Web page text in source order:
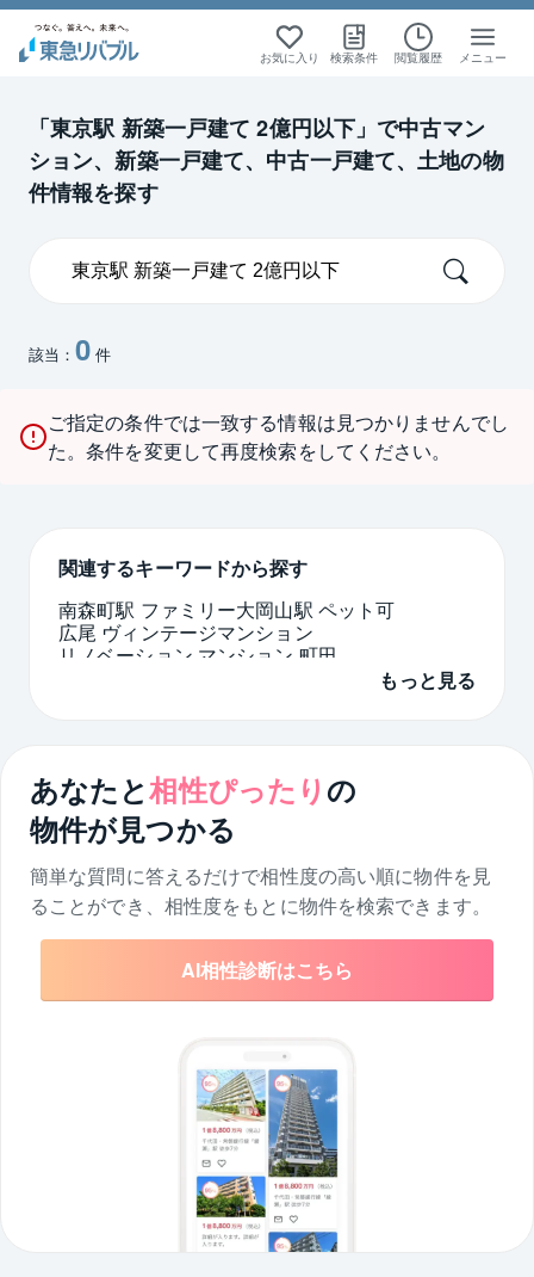
お気に入り 検索条件 閲覧履歴 メニュー
「東京駅 新築一戸建て 2億円以下」で中古マン
ション、新築一戸建て、中古一戸建て、土地の物
件情報を探す
該当： 0 件
ご指定の条件では一致する情報は見つかりませんでし
た。条件を変更して再度検索をしてください。
関連するキーワードから探す
南森町駅 ファミリー大岡山駅 ペット可
広尾 ヴィンテージマンション
リノベーション マンション 町田
江東区 高級住宅街 マンション
パントリー 戸建て 埼玉県
もっと見る
あなたと相性ぴったり の
物件が見つかる
簡単な質問に答えるだけで相性度の高い順に物件を 見
ることができ、相性度をもとに物件を検索できます。
AI相性診断はこちら